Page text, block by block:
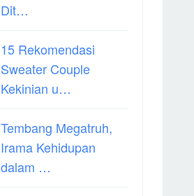
Dit…
15 Rekomendasi
Sweater Couple
Kekinian u…
Tembang Megatruh,
Irama Kehidupan
dalam …